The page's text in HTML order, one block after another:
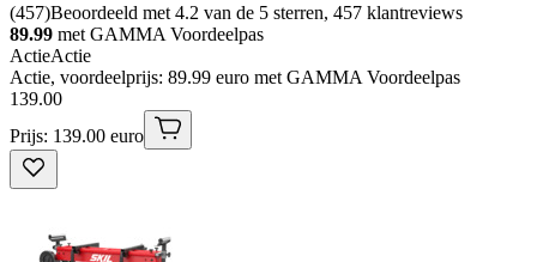
(457)Beoordeeld met 4.2 van de 5 sterren, 457 klantreviews
89.99 met GAMMA Voordeelpas
ActieActie
Actie, voordeelprijs: 89.99 euro met GAMMA Voordeelpas
139.00
Prijs: 139.00 euro